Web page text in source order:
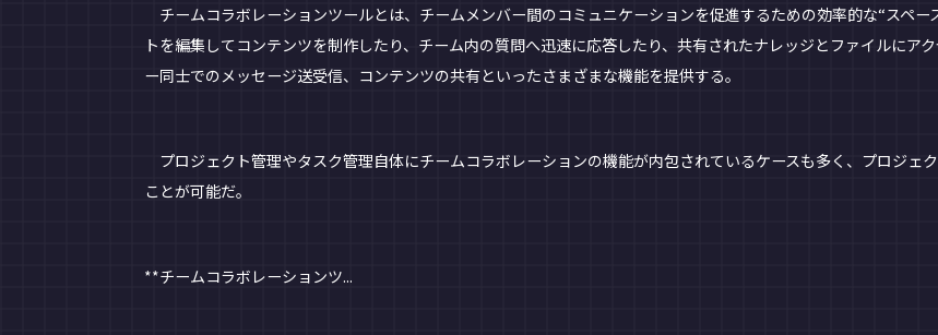
チームコラボレーションツールとは、チームメンバー間のコミュニケーションを促進するための効率的な“スペ
トを編集してコンテンツを制作したり、チーム内の質問へ迅速に応答したり、共有されたナレッジとファイルにア
ー同士でのメッセージ送受信、コンテンツの共有といったさまざまな機能を提供する。
プロジェクト管理やタスク管理自体にチームコラボレーションの機能が内包されているケースも多く、プロジェ
ことが可能だ。
**チームコラボレーションツ...